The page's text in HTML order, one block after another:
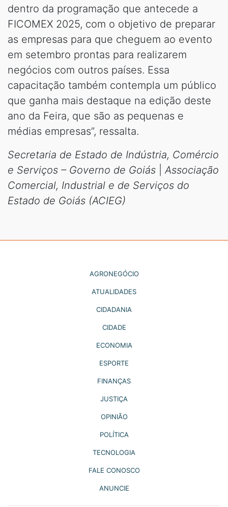
dentro da programação que antecede a
FICOMEX 2025, com o objetivo de preparar
as empresas para que cheguem ao evento
em setembro prontas para realizarem
negócios com outros países. Essa
capacitação também contempla um público
que ganha mais destaque na edição deste
ano da Feira, que são as pequenas e
médias empresas”, ressalta.
Secretaria de Estado de Indústria, Comércio
e Serviços – Governo de Goiás |Associação
Comercial, Industrial e de Serviços do
Estado de Goiás (ACIEG)
AGRONEGÓCIO
ATUALIDADES
CIDADANIA
CIDADE
ECONOMIA
ESPORTE
FINANÇAS
JUSTIÇA
OPINIÃO
POLÍTICA
TECNOLOGIA
FALE CONOSCO
ANUNCIE